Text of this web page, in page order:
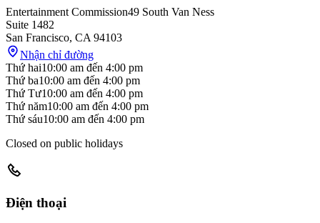
Entertainment Commission49 South Van Ness
Suite 1482
San Francisco, CA 94103
Nhận chỉ đường
Thứ hai10:00 am đến 4:00 pm
Thứ ba10:00 am đến 4:00 pm
Thứ Tư10:00 am đến 4:00 pm
Thứ năm10:00 am đến 4:00 pm
Thứ sáu10:00 am đến 4:00 pm
Closed on public holidays
Điện thoại